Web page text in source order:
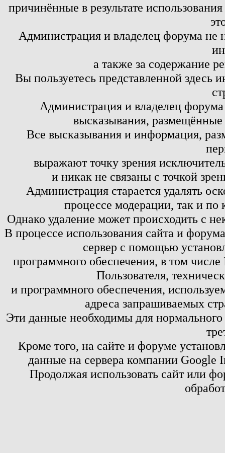
причинённые в результате
Администрация и владелец форума не
а также за содержание
Вы пользуетесь представленной здесь
Администрация и владелец
высказывания,
Все высказывания и информация,
выражают точку зрения
и никак не связаны с точкой
Администрация старается удалять
процессе модерации, так и по
Однако удаление может происходить с
В процессе использования сайта и
сервер с помощью
программного обеспечения, в том
Пользователя,
и программного обеспечения,
адреса запрашиваемых
Эти данные необходимы для
Кроме того, на сайте и форуме
данные на сервера компании
Продолжая использовать сайт или